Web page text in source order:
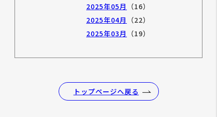
2025年05月 （16）
2025年04月 （22）
2025年03月 （19）
トップページへ戻る